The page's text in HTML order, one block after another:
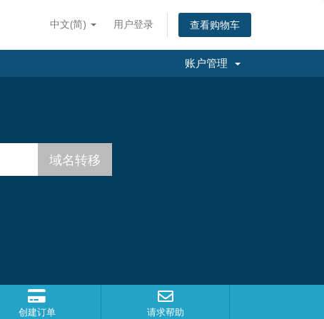
中文(简) 用户登录 查看购物车
账户管理
创建订单 请求帮助